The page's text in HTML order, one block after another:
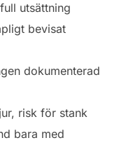
utsättning
bevisat
dokumenterad
risk för stank
bara med